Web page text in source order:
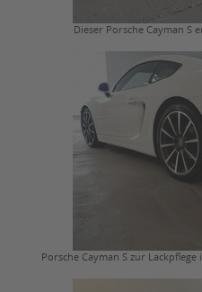
Dieser Porsche Cayman S
Porsche Cayman S zur